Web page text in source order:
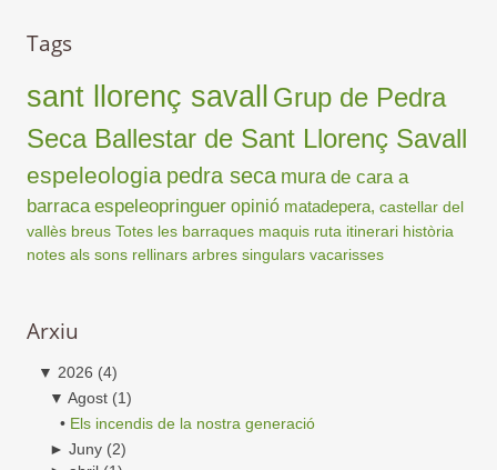
Tags
sant llorenç savall
Grup de Pedra
Seca Ballestar de Sant Llorenç Savall
espeleologia pedra seca mura de cara a
barraca espeleopringuer opinió matadepera,castellar del
vallès breus Totes les barraques maquis ruta itinerari història
notes als sons rellinars arbres singulars vacarisses
Arxiu
▼ 2026 (4)
▼ Agost (1)
• Els incendis de la nostra generació
► Juny (2)